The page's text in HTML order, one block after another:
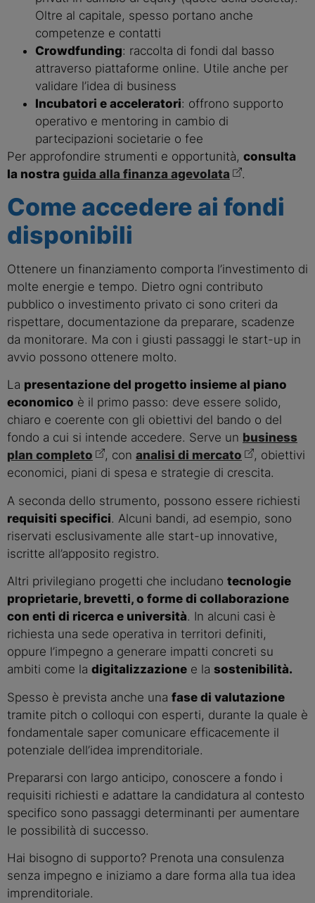
Oltre al capitale, spesso portano anche
competenze e contatti
Crowdfunding: raccolta di fondi dal basso
attraverso piattaforme online. Utile anche per
validare l’idea di business
Incubatori e acceleratori: offrono supporto
operativo e mentoring in cambio di
partecipazioni societarie o fee
Per approfondire strumenti e opportunità, consulta
la nostra guida alla finanza agevolata .
Come accedere ai fondi
disponibili
Ottenere un finanziamento comporta l’investimento di
molte energie e tempo. Dietro ogni contributo
pubblico o investimento privato ci sono criteri da
rispettare, documentazione da preparare, scadenze
da monitorare. Ma con i giusti passaggi le start-up in
avvio possono ottenere molto.
La presentazione del progetto insieme al piano
economico è il primo passo: deve essere solido,
chiaro e coerente con gli obiettivi del bando o del
fondo a cui si intende accedere. Serve un business
plan completo , con analisi di mercato
, obiettivi
economici, piani di spesa e strategie di crescita.
A seconda dello strumento, possono essere richiesti
requisiti specifici. Alcuni bandi, ad esempio, sono
riservati esclusivamente alle start-up innovative,
iscritte all’apposito registro.
Altri privilegiano progetti che includano tecnologie
proprietarie, brevetti, o forme di collaborazione
con enti di ricerca e università. In alcuni casi è
richiesta una sede operativa in territori definiti,
oppure l’impegno a generare impatti concreti su
ambiti come la digitalizzazione e la sostenibilità.
Spesso è prevista anche una fase di valutazione
tramite pitch o colloqui con esperti, durante la quale è
fondamentale saper comunicare efficacemente il
potenziale dell’idea imprenditoriale.
Prepararsi con largo anticipo, conoscere a fondo i
requisiti richiesti e adattare la candidatura al contesto
specifico sono passaggi determinanti per aumentare
le possibilità di successo.
Hai bisogno di supporto? Prenota una consulenza
senza impegno e iniziamo a dare forma alla tua idea
imprenditoriale.